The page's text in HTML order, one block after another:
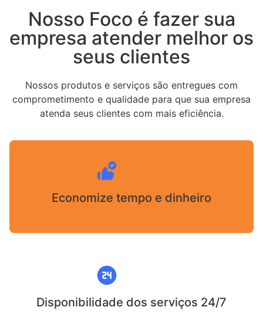
Nosso Foco é fazer sua
empresa atender melhor os
seus clientes
Nossos produtos e serviços são entregues com
comprometimento e qualidade para que sua empresa
atenda seus clientes com mais eficiência.
Economize tempo e dinheiro
Disponibilidade dos serviços 24/7